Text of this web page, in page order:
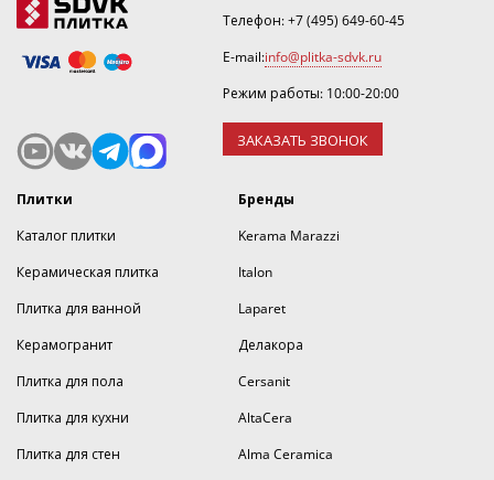
доставки по Москве, а также в другие регионы.
Телефон:+7 (495) 649-60-45
E-mail:info@plitka-sdvk.ru
Режим работы: 10:00-20:00
ЗАКАЗАТЬ ЗВОНОК
Плитки
Каталог плитки
Керамическая плитка
Плитка для ванной
Керамогранит
Плитка для пола
Плитка для кухни
Плитка для стен
Бренды
Kerama Marazzi
Italon
Laparet
Делакора
Cersanit
AltaCera
Alma Ceramica